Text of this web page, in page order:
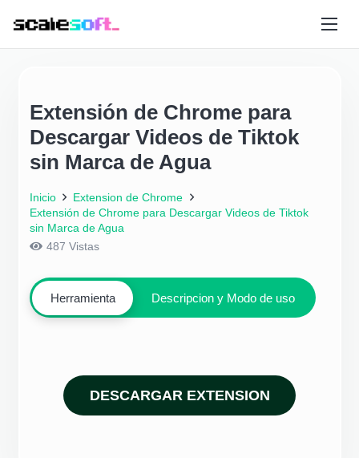
Extensión de Chrome para
Descargar Videos de Tiktok
sin Marca de Agua
Inicio
Extension de Chrome
Extensión de Chrome para Descargar Videos de Tiktok
sin Marca de Agua
487 Vistas
Herramienta Descripcion y Modo de uso
DESCARGAR EXTENSION